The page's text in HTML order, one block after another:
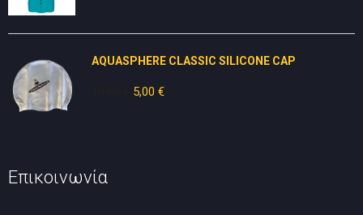
25,00 €.
AQUASPHERE CLASSIC SILICONE CAP
Original
5,00 €Η
Επικοινωνία